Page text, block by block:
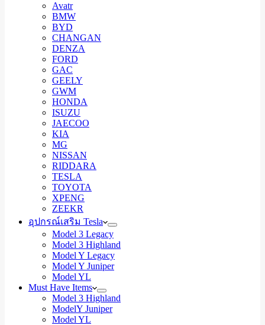
Avatr
BMW
BYD
CHANGAN
DENZA
FORD
GAC
GEELY
GWM
HONDA
ISUZU
JAECOO
KIA
MG
NISSAN
RIDDARA
TESLA
TOYOTA
XPENG
ZEEKR
อุปกรณ์เสริม Tesla
Model 3 Legacy
Model 3 Highland
Model Y Legacy
Model Y Juniper
Model YL
Must Have Items
Model 3 Highland
ModelY Juniper
Model YL